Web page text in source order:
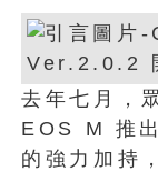
去年七月，
EOS M 推
的強力加持